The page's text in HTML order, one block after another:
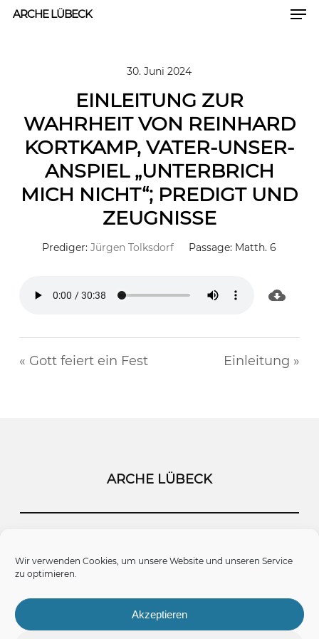
Wir verwenden Cookies, um unsere Website und unseren Service
zu optimieren.
Akzeptieren
SkipARCHE LÜBECK
30. Juni 2024
EINLEITUNG ZUR
WAHRHEIT VON REINHARD
KORTKAMP, VATER-UNSER-
ANSPIEL „UNTERBRICH
MICH NICHT“; PREDIGT UND
ZEUGNISSE
Prediger: Jürgen Tolksdorf Passage: Matth. 6
« Gott feiert ein Fest Einleitung »
ARCHE LÜBECK
Datenschutz